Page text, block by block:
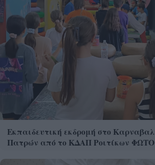
Εκπαιδευτική εκδρομή στο
Πατρών από το ΚΔΑΠ Ροιτίκων ΦΩΤΟ